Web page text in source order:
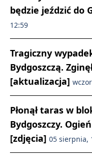
będzie jeździć do
12:59
Tragiczny
Bydgoszczą.
[aktualizacja]
Płonął taras w
Bydgoszczy.
[zdjęcia] 05 sierpnia,